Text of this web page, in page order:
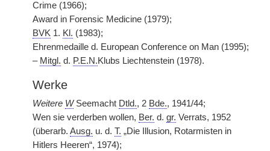
Crime (1966);
Award in Forensic Medicine (1979);
BVK 1. Kl. (1983);
Ehrenmedaille d. European Conference on Man (1995);
– Mitgl. d. P.E.N.Klubs Liechtenstein (1978).
Werke
Weitere WSeemacht Dtld., 2 Bde., 1941/44;
Wen sie verderben wollen, Ber. d. gr. Verrats, 1952
(überarb. Ausg. u. d. T. „Die Illusion, Rotarmisten in
Hitlers Heeren“, 1974);